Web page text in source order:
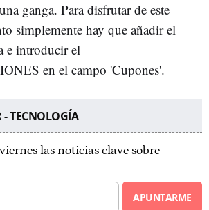
ganga. Para disfrutar de este
simplemente hay que añadir el
e introducir el
en el campo 'Cupones'.
- TECNOLOGÍA
las noticias clave sobre
APUNTARME